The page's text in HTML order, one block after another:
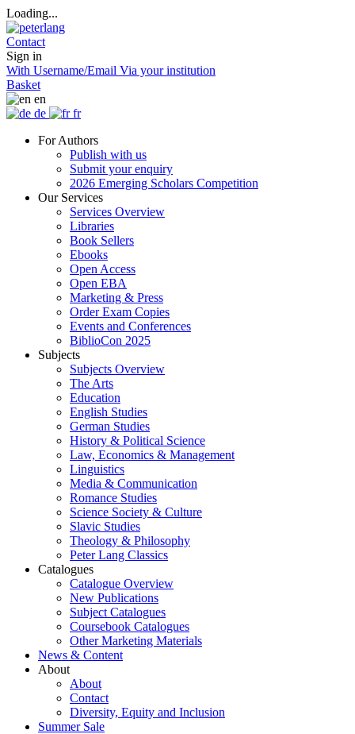
Loading...
Contact
Sign in
With Username/Email Via your institution
Basket
en
de
fr
For Authors
Publish with us
Submit your enquiry
2026 Emerging Scholars Competition
Our Services
Services Overview
Libraries
Book Sellers
Ebooks
Open Access
Open EBA
Marketing & Press
Order Exam Copies
Events and Conferences
BiblioCon 2025
Subjects
Subjects Overview
The Arts
Education
English Studies
German Studies
History & Political Science
Law, Economics & Management
Linguistics
Media & Communication
Romance Studies
Science Society & Culture
Slavic Studies
Theology & Philosophy
Peter Lang Classics
Catalogues
Catalogue Overview
New Publications
Subject Catalogues
Coursebook Catalogues
Other Marketing Materials
News & Content
About
About
Contact
Diversity, Equity and Inclusion
Summer Sale